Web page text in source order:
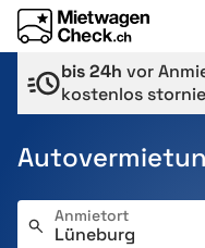
bis 24h vor
kostenlos
Anmietort